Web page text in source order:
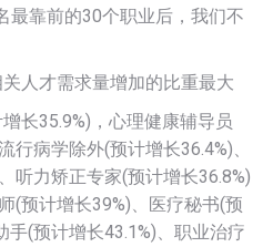
最靠前的30个职业后，我们不
人才需求量增加的比重最大
长35.9%)，心理健康辅导员
行病学除外(预计增长36.4%)、
听力矫正专家(预计增长36.8%)
(预计增长39%)、医疗秘书(预
手(预计增长43.1%)、职业治疗